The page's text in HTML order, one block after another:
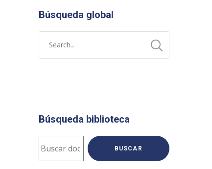
Búsqueda global
Búsqueda biblioteca
BUSCAR